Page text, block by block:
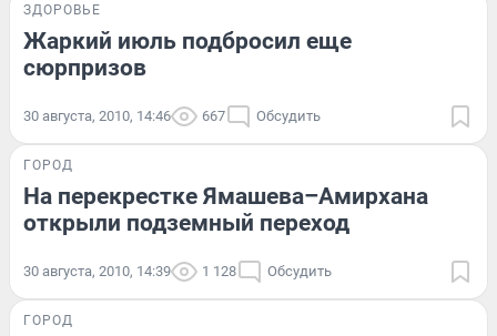
ЗДОРОВЬЕ
Жаркий июль подбросил еще
сюрпризов
30 августа, 2010, 14:46 667 Обсудить
ГОРОД
На перекрестке Ямашева–Амирхана
открыли подземный переход
30 августа, 2010, 14:39 1 128 Обсудить
ГОРОД